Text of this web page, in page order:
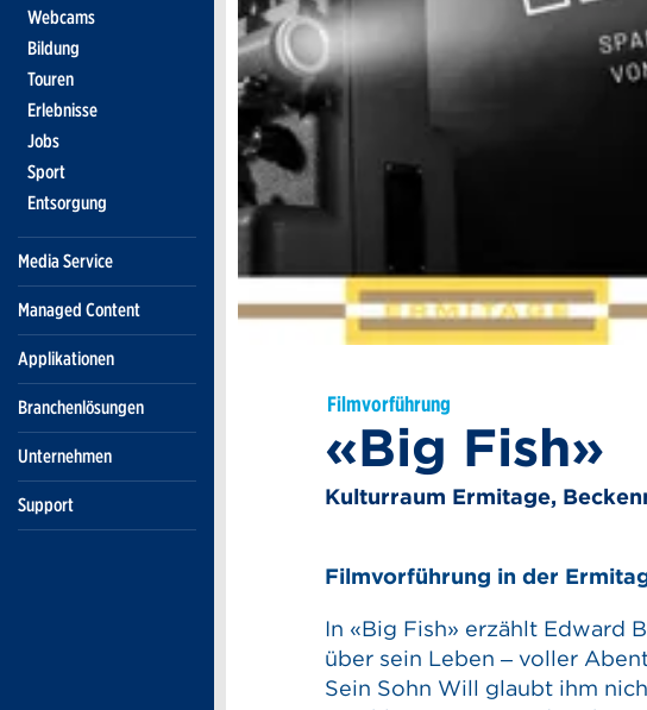
Webcams
Bildung
Touren
Erlebnisse
Jobs
Sport
Entsorgung
Media Service
Managed Content
Applikationen
Branchenlösungen
Unternehmen
Support
Filmvorführung
«Big Fish»
Kulturraum Ermitage,
Filmvorführung in der
In «Big Fish» erzählt Edward
über sein Leben – voller
Sein Sohn Will glaubt ihm